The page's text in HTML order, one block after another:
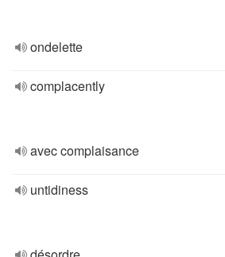
ondelette
complacently
avec complaisance
untidiness